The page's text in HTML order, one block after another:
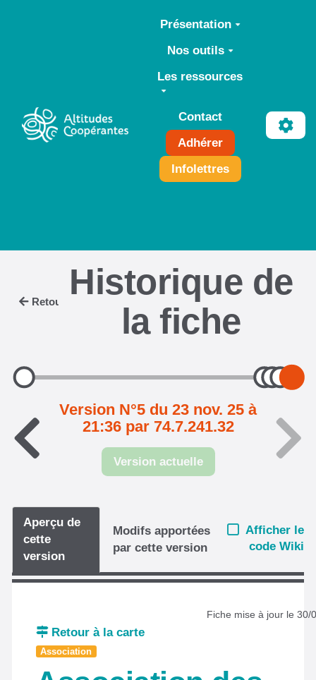
Aller au contenu principal
Présentation
Nos outils
Les ressources
Contact
Adhérer
Infolettres
Retour
Historique de
la fiche
Version N°5 du 23 nov. 25 à
21:36 par 74.7.241.32
Version actuelle
Aperçu de
cette
version
Modifs apportées
par cette version
Afficher le
code Wiki
Fiche mise à jour le 30/
Retour à la carte
Association